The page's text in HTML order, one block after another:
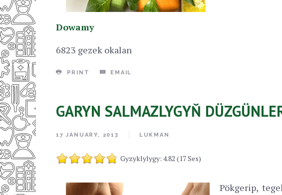
Dowamy
6823 gezek okalan
PRINT EMAIL
GARYN SALMAZLYGYŇ
17 JANUARY, 2013 LUKMAN
Gyzyklylygy: 4.82 (17 Ses)
Pökgerip,